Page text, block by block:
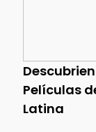
Películas
Latina